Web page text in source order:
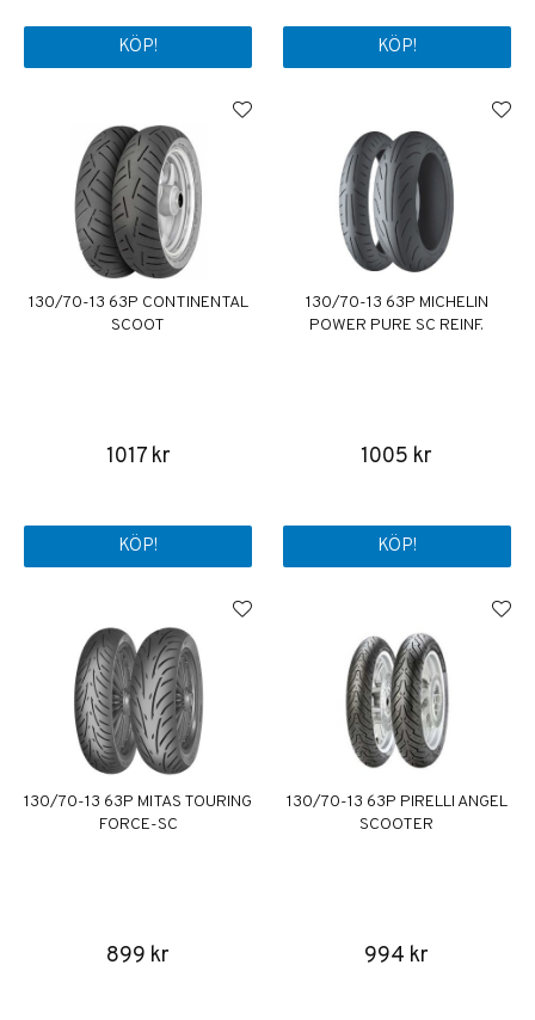
KÖP! KÖP!
130/70-13 63P CONTINENTAL
SCOOT
1017 kr
KÖP!
130/70-13 63P MICHELIN
POWER PURE SC REINF.
1005 kr
KÖP!
130/70-13 63P MITAS TOURING
FORCE-SC
899 kr
130/70-13 63P PIRELLI ANGEL
SCOOTER
994 kr